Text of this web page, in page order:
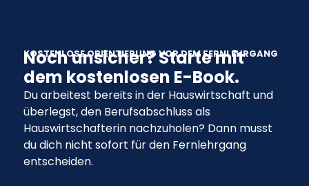
KOSTENLOSE ORIENTIERUNG VOR DEM FERNLEHRGANG
Noch unsicher? Starte mit
dem kostenlosen E-Book.
Du arbeitest bereits in der Hauswirtschaft und
überlegst, den Berufsabschluss als
Hauswirtschafterin nachzuholen? Dann musst
du dich nicht sofort für den Fernlehrgang
entscheiden.